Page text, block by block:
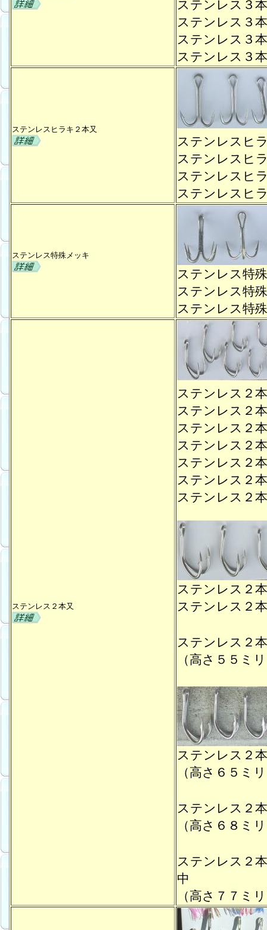
ステンレス３
ステンレス３
ステンレス３
ステンレス３
ステンレスヒラキ２本又
ステンレスヒ
ステンレスヒ
ステンレスヒ
ステンレスヒ
ステンレス特殊メッキ
ステンレス特
ステンレス特
ステンレス特
ステンレス２本又
ステンレス２
ステンレス２
ステンレス２
ステンレス２
ステンレス２
ステンレス２
ステンレス２
ステンレス２
ステンレス２
ステンレス２
（高さ５５ミ
ステンレス２
（高さ６５ミ
ステンレス２
（高さ６８ミ
ステンレス２
中
（高さ７７ミ